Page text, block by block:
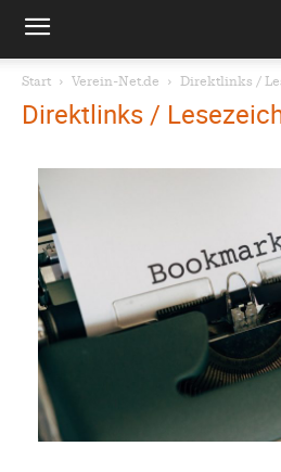
Start Verein-Net.de Direktlinks /
Direktlinks /